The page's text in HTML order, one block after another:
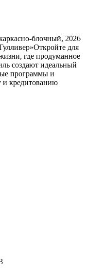
блочный, 2026
для
где продуманное
создают идеальный
программы и
и кредитованию